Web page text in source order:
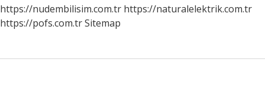
https://nudembilisim.com.tr https://naturalelektrik.com.tr
https://pofs.com.trSitemap